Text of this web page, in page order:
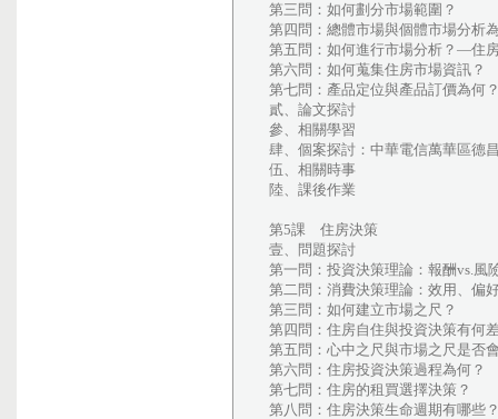
第三問：如何劃分市場範圍？
第四問：總體市場與個體市場分析
第五問：如何進行市場分析？—住
第六問：如何蒐集住房市場資訊？
第七問：產品定位與產品訂價為何
貳、論文探討
參、相關學習
肆、個案探討：中華電信萬華區德
伍、相關時事
陸、課後作業
第5課 住房決策
壹、問題探討
第一問：投資決策理論：報酬vs.風
第二問：消費決策理論：效用、偏
第三問：如何建立市場之尺？
第四問：住房自住與投資決策有何
第五問：心中之尺與市場之尺是否
第六問：住房投資決策過程為何？
第七問：住房的租買選擇決策？
第八問：住房決策生命週期有哪些